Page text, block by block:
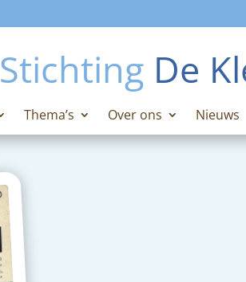
Stichting De
Thema’s Over ons Nieuws